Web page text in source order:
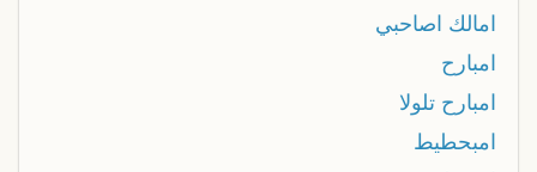
امالك اصاحبي
امبارح
امبارح تلولا
امبحطيط